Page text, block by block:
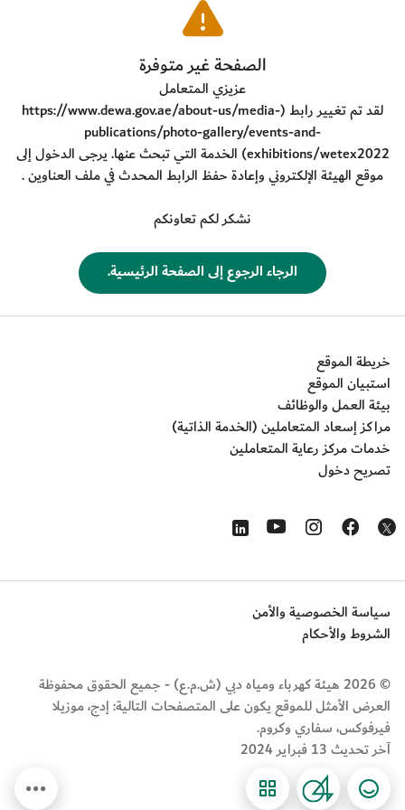
​الصفحة غير متوفرة
عزيزي المتعامل
لقد تم تغيير رابط (https://www.dewa.gov.ae/about-us/media-
publications/photo-gallery/events-and-
exhibitions/wetex2022) الخدمة التي تبحث عنها. يرجى الدخول إلى
موقع الهيئة الإلكتروني وإعادة حفظ الرابط المحدث في ملف العناوين .
نشكر لكم تعاونكم
​الرجاء الرجوع إلى الصفحة الرئيسية.
خريطة الموقع
استبيان الموقع
بيئة العمل والوظائف
مراكز إسعاد المتعاملين (الخدمة الذاتية)
خدمات مركز رعاية المتعاملين
تصريح دخول
Opens in a new window
Opens in a new window
Opens in a new window
Opens in a new window
Opens in a new window
© 2026 هيئة كهرباء ومياه دبي (ش.م.ع) - جميع الحقوق محفوظة
العرض الأمثل للموقع يكون على المتصفحات التالية: إدج، موزيلا
فيرفوكس، سفاري وكروم.
آخر تحديث 13 فبراير 2024
سياسة الخصوصية والأمن
الشروط والأحكام